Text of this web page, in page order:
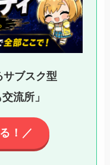
サブスク型
流所」
！／